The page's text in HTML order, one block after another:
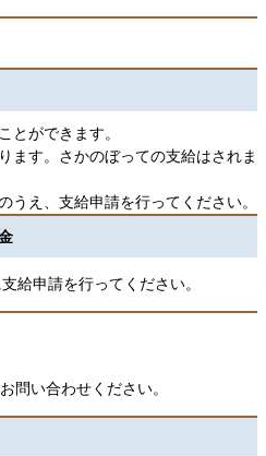
とができます。
ます。さかのぼっての支給はされま
うえ、支給申請を行ってください。
給申請を行ってください。
問い合わせください。